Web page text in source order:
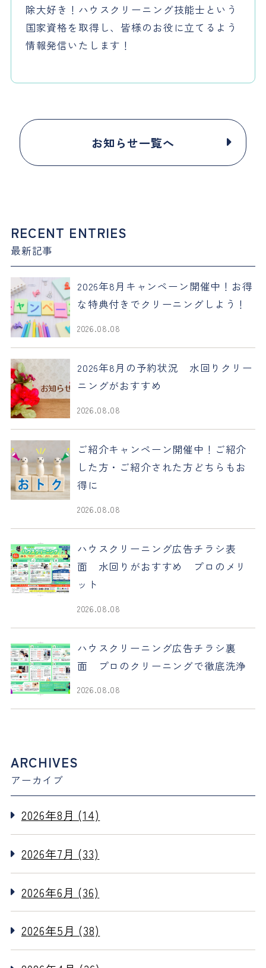
除大好き！ハウスクリーニング技能士という
国家資格を取得し、皆様のお役に立てるよう
情報発信いたします！
お知らせ一覧へ
RECENT ENTRIES
最新記事
2026年8月キャンペーン開催中！お得
な特典付きでクリーニングしよう！
2026.08.08
2026年8月の予約状況 水回りクリー
ニングがおすすめ
2026.08.08
ご紹介キャンペーン開催中！ご紹介
した方・ご紹介された方どちらもお
得に
2026.08.08
ハウスクリーニング広告チラシ表
面 水回りがおすすめ プロのメリ
ット
2026.08.08
ハウスクリーニング広告チラシ裏
面 プロのクリーニングで徹底洗浄
2026.08.08
ARCHIVES
アーカイブ
2026年8月 (14)
2026年7月 (33)
2026年6月 (36)
2026年5月 (38)